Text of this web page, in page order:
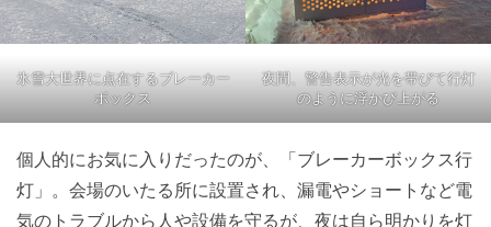
氷雪大世界に点在するブレーカー
ボックス
夜間、警告表示が光を帯びて行灯
のように浮かび上がる
個人的にお気に入りだったのが、「ブレーカーボックス行
灯」。会場のいたる所に設置され、漏電やショートなど電
気のトラブルから人や設備を守るが、夜は自ら明かりを灯